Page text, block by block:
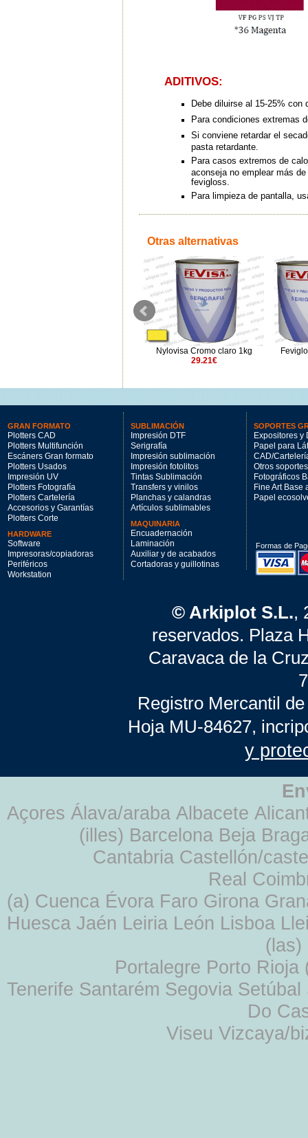
ADITIVOS:
Debe diluirse al 15-25% con
Para condiciones extremas
Si conviene retardar el
pasta retardante.
Para casos extremos de
aconseja no emplear más
fevigloss.
Para limpieza de pantalla,
Otras alternativas
Fevigloss Azul Reflex 48 1kg
Nylovisa Cromo claro 1kg
29.21€
GRAN FORMATO
Plotters CAD
Plotters Multifunción
Escáners Gran formato
Plotters Usados
Impresión UV
Plotters Fotografía
Plotters Cartelería
Accesorios y Garantías
Plotters Corte
HARDWARE
Software
Impresoras/copiadoras
Periféricos
Workstation
SUBLIMACIÓN
Impresión DTF
Serigrafía
Impresión sublimación
Impresión fotolitos
Tintas Sublimación
Transfers y vinilos
Planchas y calandras
Artículos sublimables
MAQUINARIA
Encuadernación
Laminación
Auxiliar y de acabados
Cortadoras y guillotinas
SOPORTES
Expositores y
Papel para
CAD/
Otros soportes
Fotográficos
Fine Art Base
Papel
Formas de
© Arkiplot S.L.,
reservados. Plaza
Caravaca de la
Registro Mercantil
Hoja MU-84627,
y
Açores Álava/araba Albacete
(illes) Barcelona Beja
Cantabria Castellón/
Real
(a) Cuenca Évora Faro Girona
Huesca Jaén Leiria León Lisboa
Portalegre Porto
Tenerife Santarém Segovia
Do
Viseu Vizcaya/